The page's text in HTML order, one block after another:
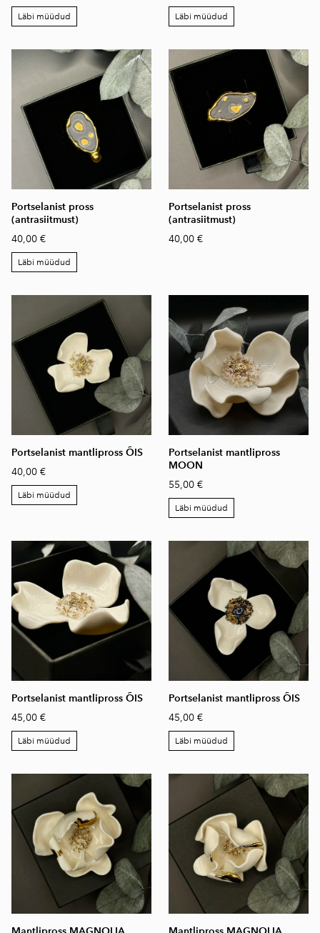
Läbi müüdud Läbi müüdud
Portselanist pross
(antrasiitmust)
40,00 €
Läbi müüdud
Portselanist pross
(antrasiitmust)
40,00 €
Portselanist mantlipross ÕIS
40,00 €
Läbi müüdud
Portselanist mantlipross
MOON
55,00 €
Läbi müüdud
Portselanist mantlipross ÕIS
45,00 €
Läbi müüdud
Portselanist mantlipross ÕIS
45,00 €
Läbi müüdud